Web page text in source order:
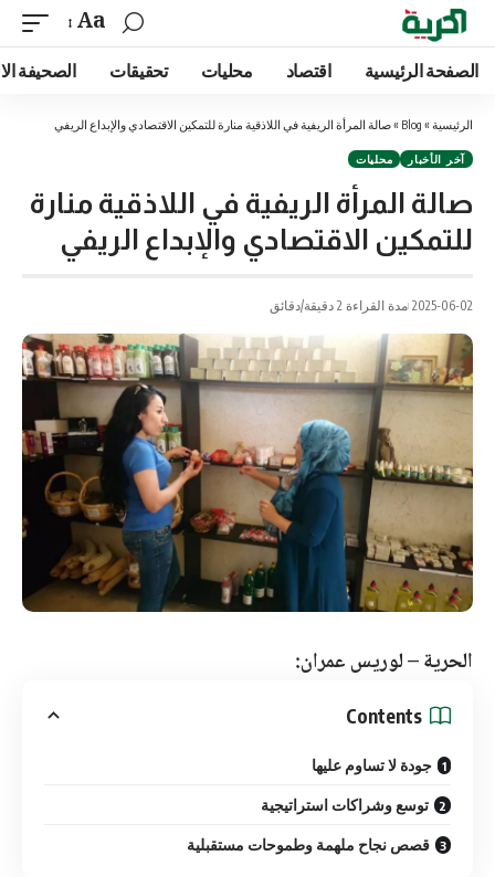
Aa
الصفحة الرئيسية اقتصاد محليات تحقيقات الصحيفة
الرئيسية »
Blog
»صالة المرأة الريفية في اللاذقية منارة للتمكين الاقتصادي والإبداع الريفي
آخر الأخبار محليات
صالة المرأة الريفية في اللاذقية منارة
للتمكين الاقتصادي والإبداع الريفي
2025-06-02 مدة القراءة 2 دقيقة/دقائق
الحرية – لوريس عمران:
Contents
جودة لا تساوم عليها
توسع وشراكات استراتيجية
قصص نجاح ملهمة وطموحات مستقبلية